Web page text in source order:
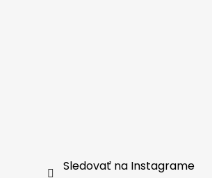
Sledovať na Instagrame